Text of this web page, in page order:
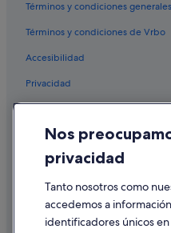
Términos y condiciones
Términos y condiciones de Vrbo
Accesibilidad
Privacidad
Condiciones de uso
Información legal/contacto
Pautas sobre el contenido y
Ayuda
Nos
privacidad
Tanto nosotros como
accedemos a
identificadores únicos